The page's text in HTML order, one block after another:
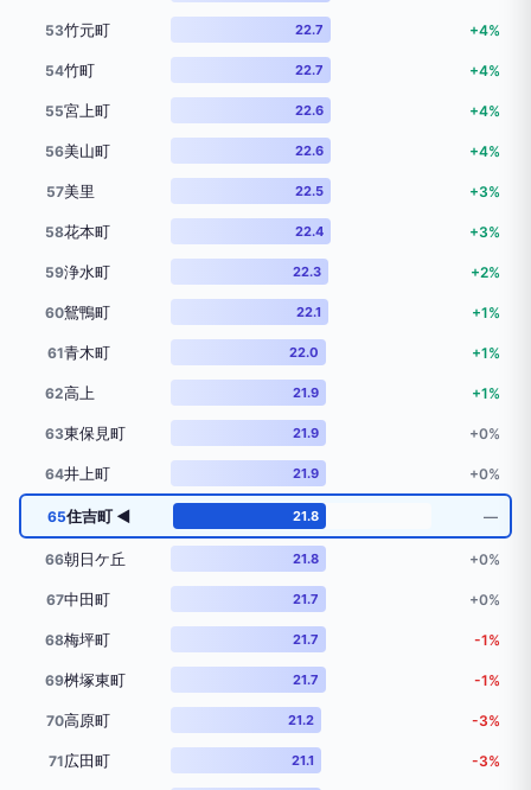
53竹元町 22.7 +4%
54竹町 22.7 +4%
55宮上町 22.6 +4%
56美山町 22.6 +4%
57美里 22.5 +3%
58花本町 22.4 +3%
59浄水町 22.3 +2%
60鴛鴨町 22.1 +1%
61青木町 22.0 +1%
62高上 21.9 +1%
63東保見町 21.9 +0%
64井上町 21.9 +0%
65住吉町 ◀ 21.8 ―
66朝日ケ丘 21.8 +0%
67中田町 21.7 +0%
68梅坪町 21.7 -1%
69桝塚東町 21.7 -1%
70高原町 21.2 -3%
71広田町 21.1 -3%